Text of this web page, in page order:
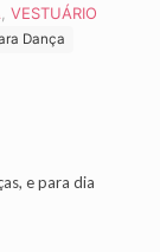
VESTUÁRIO
Dança
e para dia